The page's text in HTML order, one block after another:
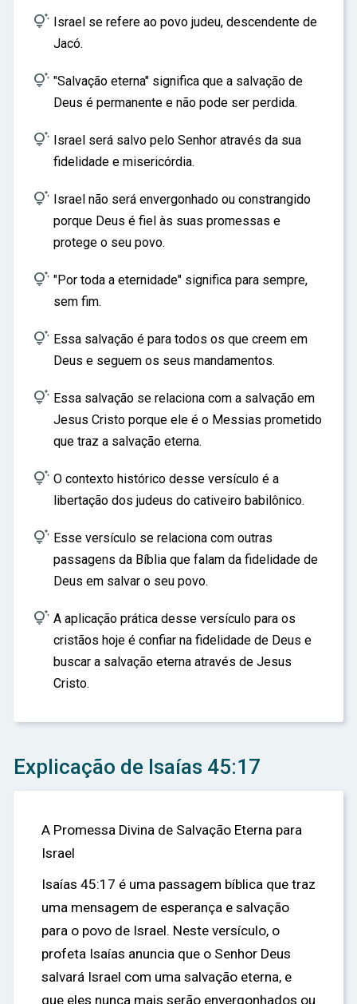
 Israel se refere ao povo judeu, descendente de
Jacó.
 "Salvação eterna" significa que a salvação de
Deus é permanente e não pode ser perdida.
 Israel será salvo pelo Senhor através da sua
fidelidade e misericórdia.
 Israel não será envergonhado ou constrangido
porque Deus é fiel às suas promessas e
protege o seu povo.
 "Por toda a eternidade" significa para sempre,
sem fim.
 Essa salvação é para todos os que creem em
Deus e seguem os seus mandamentos.
 Essa salvação se relaciona com a salvação em
Jesus Cristo porque ele é o Messias prometido
que traz a salvação eterna.
 O contexto histórico desse versículo é a
libertação dos judeus do cativeiro babilônico.
 Esse versículo se relaciona com outras
passagens da Bíblia que falam da fidelidade de
Deus em salvar o seu povo.
 A aplicação prática desse versículo para os
cristãos hoje é confiar na fidelidade de Deus e
buscar a salvação eterna através de Jesus
Cristo.
Explicação de Isaías 45:17
A Promessa Divina de Salvação Eterna para
Israel
Isaías 45:17 é uma passagem bíblica que traz
uma mensagem de esperança e salvação
para o povo de Israel. Neste versículo, o
profeta Isaías anuncia que o Senhor Deus
salvará Israel com uma salvação eterna, e
que eles nunca mais serão envergonhados ou